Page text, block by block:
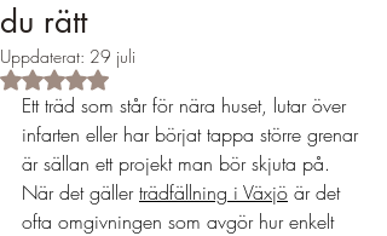
du rätt
Uppdaterat: 29 juli
Betygsatt till NaN av 5 stjärnor.
Ett träd som står för nära huset, lutar över
infarten eller har börjat tappa större grenar
är sällan ett projekt man bör skjuta på.
När det gäller trädfällning i Växjö är det
ofta omgivningen som avgör hur enkelt